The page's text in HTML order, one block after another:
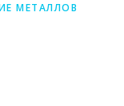
МЕТАЛЛОВ